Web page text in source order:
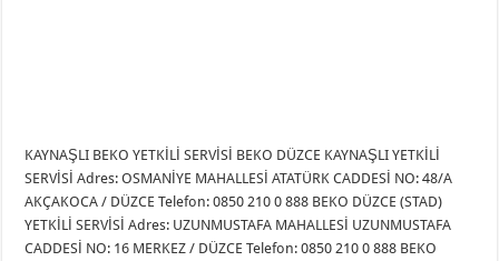
KAYNAŞLI BEKO YETKİLİ SERVİSİ BEKO DÜZCE KAYNAŞLI YETKİLİ
SERVİSİ Adres: OSMANİYE MAHALLESİ ATATÜRK CADDESİ NO: 48/A
AKÇAKOCA / DÜZCE Telefon: 0850 210 0 888 BEKO DÜZCE (STAD)
YETKİLİ SERVİSİ Adres: UZUNMUSTAFA MAHALLESİ UZUNMUSTAFA
CADDESİ NO: 16 MERKEZ / DÜZCE Telefon: 0850 210 0 888 BEKO